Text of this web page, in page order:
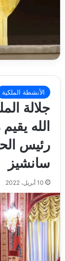
الأنشطة الملكية
جلالة
الله
رئيس
سانشيز
10 أبريل، 2022